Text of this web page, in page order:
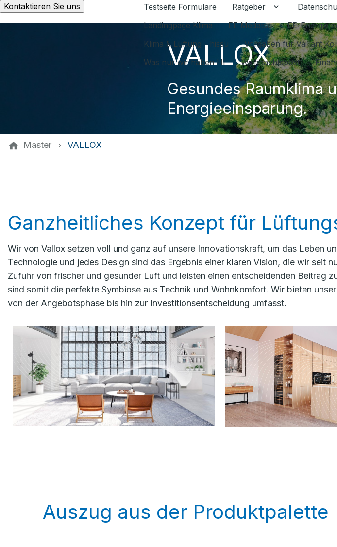
Kontaktieren Sie uns Testseite Formulare Ratgeber Untermenü für
Landingpage Klima
EE Medatsu EE-Energie
Klima & Lüftung - hissu
Vorgaben für Vaillant
Was nur wir haben HI
Weihnachtspost
VALLOX
Gesundes Raumklima
Energieeinsparung.
Master VALLOX
Ganzheitliches Konzept für
Wir von Vallox setzen voll und ganz auf unsere Innovationskraft, um das Leben
Technologie und jedes Design sind das Ergebnis einer klaren Vision, die wir seit
Zufuhr von frischer und gesunder Luft und leisten einen entscheidenden Beitrag
sind somit die perfekte Symbiose aus Technik und Wohnkomfort. Wir bieten
von der Angebotsphase bis hin zur Investitionsentscheidung umfasst.
Auszug aus der Produktpalette